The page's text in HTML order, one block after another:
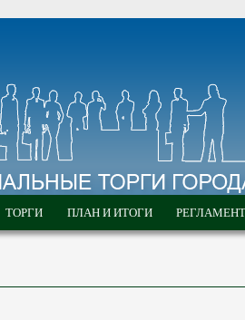
ТОРГИ ПЛАН И ИТОГИ РЕГЛАМЕНТ